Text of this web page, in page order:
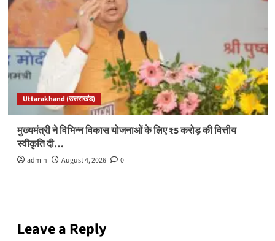
Uttarakhand (उत्तराखंड)
मुख्यमंत्री ने विभिन्न विकास योजनाओं के लिए ₹5 करोड़ की वित्तीय
स्वीकृति दी…
admin August 4, 2026 0
Leave a Reply